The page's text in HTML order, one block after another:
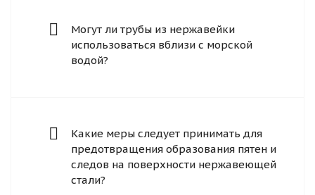
Могут ли трубы из нержавейки
использоваться вблизи с морской
водой?
Какие меры следует принимать для
предотвращения образования пятен и
следов на поверхности нержавеющей
стали?